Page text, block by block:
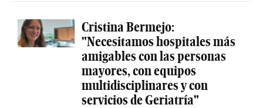
Cristina Bermejo:
"Necesitamos hospitales más
amigables con las personas
mayores, con equipos
multidisciplinares y con
servicios de Geriatría"